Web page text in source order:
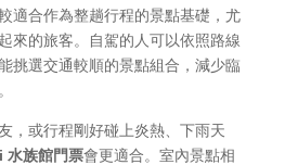
適合作為整趟行程的景點基礎，尤
來的旅客。自駕的人可以依照路線
挑選交通較順的景點組合，減少臨
，或行程剛好碰上炎熱、下雨天
族館門票會更適合。室內景點相